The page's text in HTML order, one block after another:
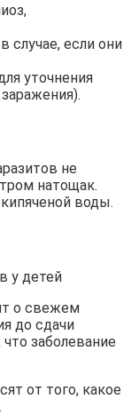
если они
уточнения
не
натощак.
воды.
о свежем
до сдачи
заболевание
от того, какое